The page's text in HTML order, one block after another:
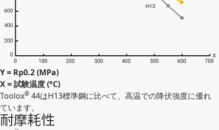
Y = Rp0.2 (MPa)
X = 試験温度 (°C)
Toolox® 44はH13標準鋼に比べて、高温での降伏強度に優れ
ています。
耐摩耗性